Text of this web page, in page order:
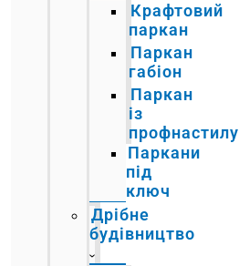
Крафтовий
паркан
Паркан
габіон
Паркан
із
профнастилу
Паркани
під
ключ
Дрібне
будівництво